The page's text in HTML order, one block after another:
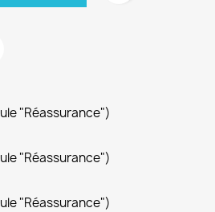
"Réassurance")
"Réassurance")
"Réassurance")